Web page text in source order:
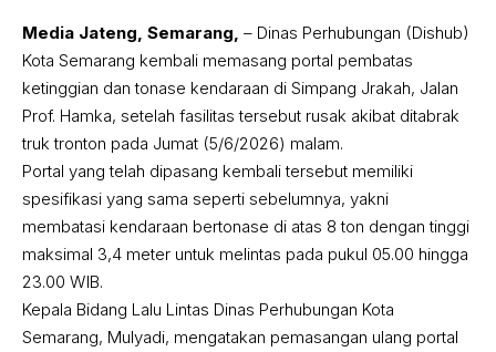
Media Jateng, Semarang, – Dinas Perhubungan (Dishub)
Kota Semarang kembali memasang portal pembatas
ketinggian dan tonase kendaraan di Simpang Jrakah, Jalan
Prof. Hamka, setelah fasilitas tersebut rusak akibat ditabrak
truk tronton pada Jumat (5/6/2026) malam.
Portal yang telah dipasang kembali tersebut memiliki
spesifikasi yang sama seperti sebelumnya, yakni
membatasi kendaraan bertonase di atas 8 ton dengan tinggi
maksimal 3,4 meter untuk melintas pada pukul 05.00 hingga
23.00 WIB.
Kepala Bidang Lalu Lintas Dinas Perhubungan Kota
Semarang, Mulyadi, mengatakan pemasangan ulang portal